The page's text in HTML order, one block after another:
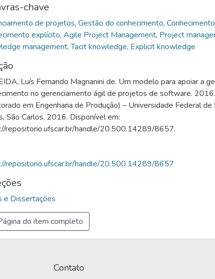
chave
de projetos, Gestão do conhecimento,
explícito, Agile Project Management, Project
management,Tacit knowledge, Explicit knowledge
Luís Fernando Magnanini de. Um modelo para apoiar a
no gerenciamento ágil de projetos de software.
em Engenharia de Produção) – Universidade Federal de
São Carlos, 2016. Disponível em:
repositorio.ufscar.br/handle/20.500.14289/8657.
repositorio.ufscar.br/handle/20.500.14289/8657
e Dissertações
do item completo
Contato